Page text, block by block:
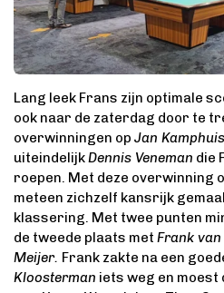
Lang leek Frans zijn optimale
ook naar de zaterdag door te
overwinningen op Jan Kamphuis
uiteindelijkDennis Veneman die
roepen. Met deze overwinning
meteen zichzelf kansrijk
klassering. Met twee punten
de tweede plaats met Frank van
Meijer. Frank zakte na een
Kloosterman iets weg en moest